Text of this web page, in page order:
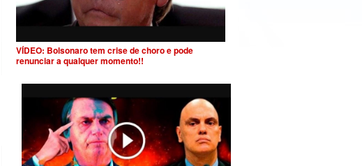
VÍDEO: Bolsonaro tem crise de choro e pode
renunciar a qualquer momento!!